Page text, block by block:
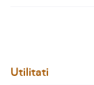
Utilitati